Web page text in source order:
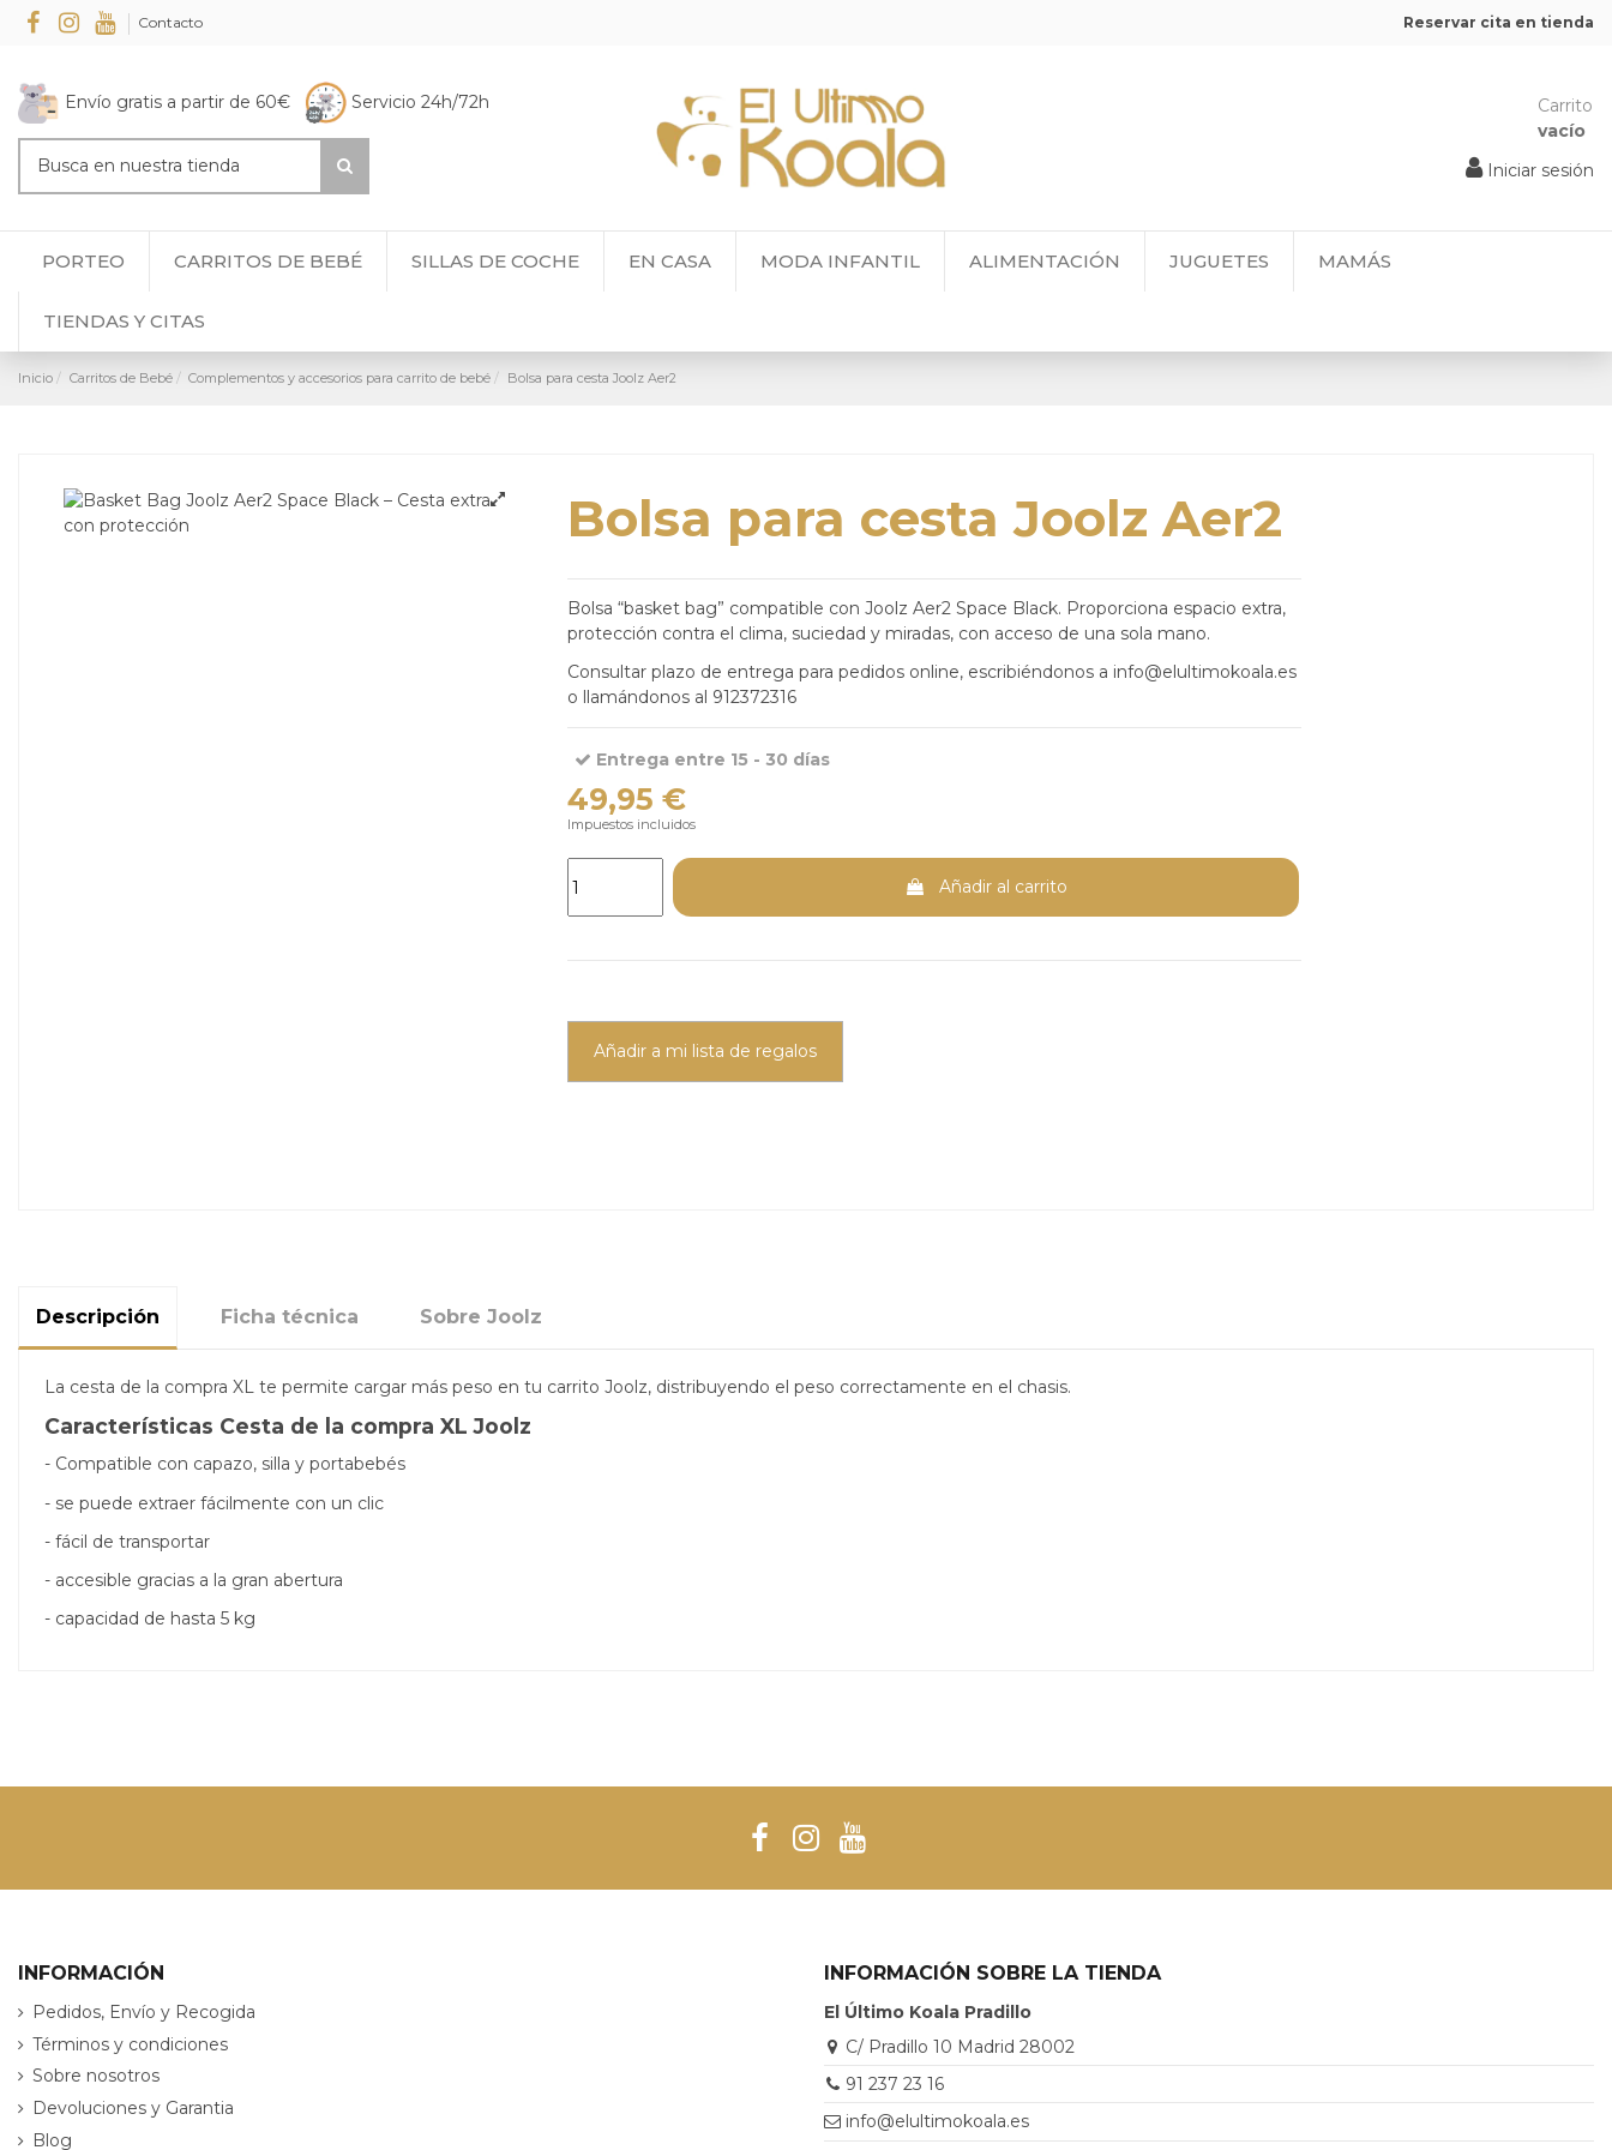
Contacto Reservar cita en tienda
Envío gratis a partir de 60€ Servicio 24h/72h
Carrito
vacío
Iniciar sesión
PORTEO CARRITOS DE BEBÉ SILLAS DE COCHE EN CASA MODA INFANTIL ALIMENTACIÓN JUGUETES MAMÁS
TIENDAS Y CITAS
Inicio Carritos de Bebé Complementos y accesorios para carrito de bebé Bolsa para cesta Joolz Aer2
Bolsa para cesta Joolz Aer2
Bolsa “basket bag” compatible con Joolz Aer2 Space Black. Proporciona espacio extra,
protección contra el clima, suciedad y miradas, con acceso de una sola mano.
Consultar plazo de entrega para pedidos online, escribiéndonos a info@elultimokoala.es
o llamándonos al 912372316
Entrega entre 15 - 30 días
49,95 €
Impuestos incluidos
Añadir al carrito
Añadir a mi lista de regalos
Descripción Ficha técnica Sobre Joolz
La cesta de la compra XL te permite cargar más peso en tu carrito Joolz, distribuyendo el peso correctamente en el chasis.
Características Cesta de la compra XL Joolz
- Compatible con capazo, silla y portabebés
- se puede extraer fácilmente con un clic
- fácil de transportar
- accesible gracias a la gran abertura
- capacidad de hasta 5 kg
INFORMACIÓN
Pedidos, Envío y Recogida
Términos y condiciones
Sobre nosotros
Devoluciones y Garantia
Blog
INFORMACIÓN SOBRE LA TIENDA
El Último Koala Pradillo
C/ Pradillo 10 Madrid 28002
91 237 23 16
info@elultimokoala.es